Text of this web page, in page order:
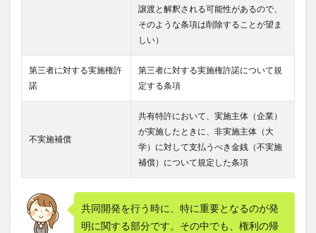
譲渡と解釈される可能性があるので、
そのような条項は削除することが望ま
しい）
第三者に対する実施権許
諾
第三者に対する実施権許諾について規
定する条項
不実施補償
共有特許において、実施主体（企業）
が実施したときに、非実施主体（大
学）に対して支払うべき金銭（不実施
補償）について規定した条項
共同開発を行う時に、特に重要となるのが発
明に関する部分です。その中でも、権利の帰